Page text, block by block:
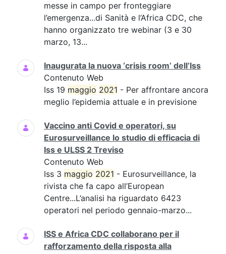
messe in campo per fronteggiare
l’emergenza...di Sanità e l’Africa CDC, che
hanno organizzato tre webinar (3 e 30
marzo, 13...
Inaugurata la nuova ‘crisis room’ dell’Iss
Contenuto Web
Iss 19 maggio 2021 - Per affrontare ancora
meglio l’epidemia attuale e in previsione
Vaccino anti Covid e operatori, su
Eurosurveillance lo studio di efficacia di
Iss e ULSS 2 Treviso
Contenuto Web
Iss 3 maggio 2021 - Eurosurveillance, la
rivista che fa capo all’European
Centre...L’analisi ha riguardato 6423
operatori nel periodo gennaio-marzo...
ISS e Africa CDC collaborano per il
rafforzamento della risposta alla